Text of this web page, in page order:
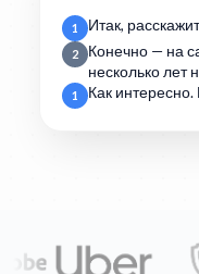
1 Итак,
2
Конечно — на
несколько лет
1 Как